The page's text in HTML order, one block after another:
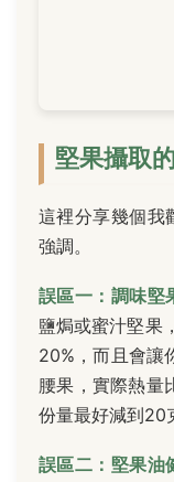
堅果攝取
這裡分享幾個我
強調。
誤區一：調味堅
鹽焗或蜜汁堅果
20%，而且會讓
腰果，實際熱量
份量最好減到20
誤區二：堅果油